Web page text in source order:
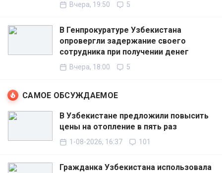
Вчера, 19:50 5
В Генпрокуратуре Узбекистана
опровергли задержание своего
сотрудника при получении денег
Вчера, 18:00 5
САМОЕ ОБСУЖДАЕМОЕ
В Узбекистане предложили повысить
цены на отопление в пять раз
1-08-2026, 16:37 101
Гражданка Узбекистана использовала